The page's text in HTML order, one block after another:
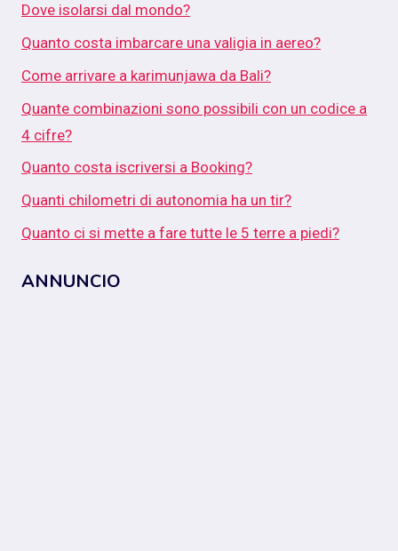
Dove isolarsi dal mondo?
Quanto costa imbarcare una valigia in aereo?
Come arrivare a karimunjawa da Bali?
Quante combinazioni sono possibili con un codice a
4 cifre?
Quanto costa iscriversi a Booking?
Quanti chilometri di autonomia ha un tir?
Quanto ci si mette a fare tutte le 5 terre a piedi?
ANNUNCIO